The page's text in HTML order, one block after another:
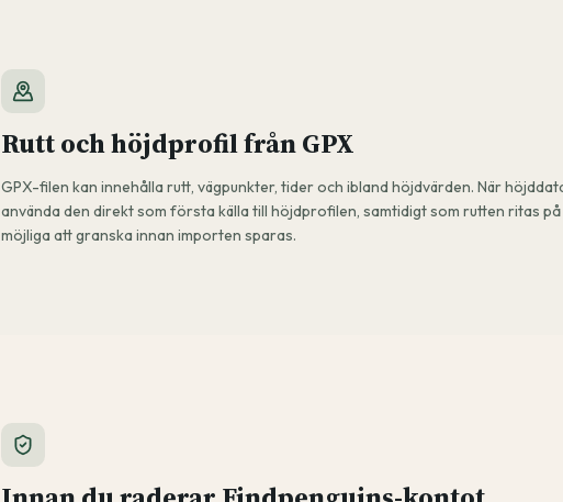
Rutt och höjdprofil från GPX
GPX-filen kan innehålla rutt, vägpunkter, tider och ibland höjdvärden. När
använda den direkt som första källa till höjdprofilen, samtidigt som rutten ritas
möjliga att granska innan importen sparas.